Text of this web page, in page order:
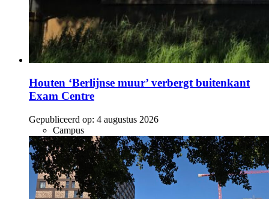
Houten ‘Berlijnse muur’ verbergt buitenkant
Exam Centre
Gepubliceerd op: 4 augustus 2026
Campus